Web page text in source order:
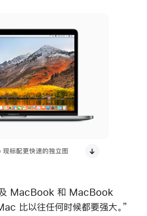
标配更快速的独立图
及 MacBook 和 MacBook
比以往任何时候都要强大。”